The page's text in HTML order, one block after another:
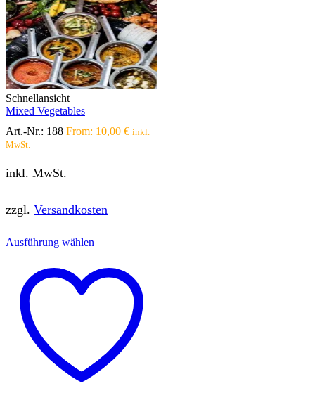
Schnellansicht
Mixed Vegetables
Art.-Nr.: 188 From: 10,00 € inkl.
MwSt.
inkl. MwSt.
zzgl. Versandkosten
Ausführung wählen
weist
mehrere
Varianten
Optionen
können
auf
der